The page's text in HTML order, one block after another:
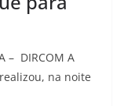
– DIRCOM A
na noite